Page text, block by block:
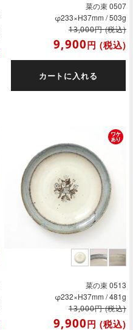
菜の束 0507
φ233×H37mm / 503g
13,000円(税込)
9,900円 (税込)
カートに入れる
菜の束 0513
φ232×H37mm / 481g
13,000円(税込)
9,900円 (税込)